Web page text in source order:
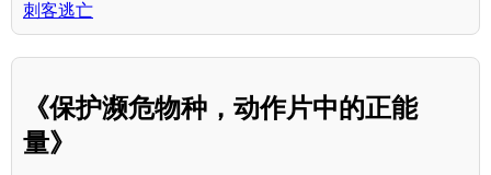
刺客逃亡
《保护濒危物种，动作片中的正能
量》